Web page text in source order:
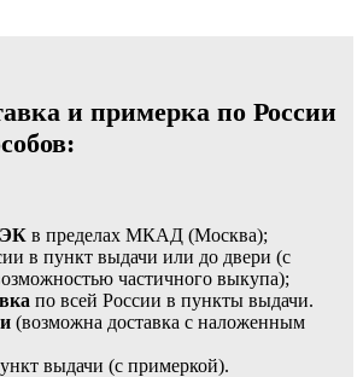
и примерка по России
в пределах МКАД (Москва);
в пункт выдачи или до двери (с
частичного выкупа);
по всей России в пункты выдачи.
(возможна доставка с наложенным
выдачи (с примеркой).